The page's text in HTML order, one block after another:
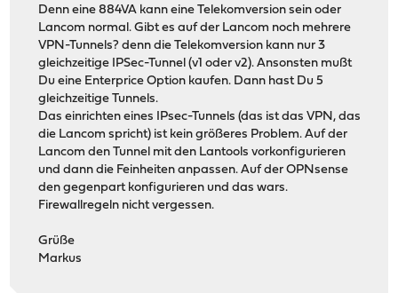
Denn eine 884VA kann eine Telekomversion sein oder
Lancom normal. Gibt es auf der Lancom noch mehrere
VPN-Tunnels? denn die Telekomversion kann nur 3
gleichzeitige IPSec-Tunnel (v1 oder v2). Ansonsten mußt
Du eine Enterprice Option kaufen. Dann hast Du 5
gleichzeitige Tunnels.
Das einrichten eines IPsec-Tunnels (das ist das VPN, das
die Lancom spricht) ist kein größeres Problem. Auf der
Lancom den Tunnel mit den Lantools vorkonfigurieren
und dann die Feinheiten anpassen. Auf der OPNsense
den gegenpart konfigurieren und das wars.
Firewallregeln nicht vergessen.
Grüße
Markus